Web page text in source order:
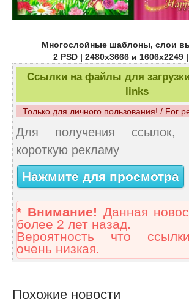
Многослойные шаблоны, слои
2 PSD | 2480х3666 и 1606х2249
Ссылки на файлы для
links
Только для личного пользования! / For
Для получения ссылок,
короткую рекламу
Нажмите для просмотра
* Внимание! Данная
более 2 лет назад.
Вероятность что
очень низкая.
Похожие новости